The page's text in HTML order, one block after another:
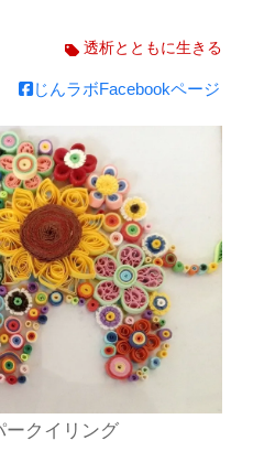
透析とともに生きる
じんラボFacebookページ
ークイリング